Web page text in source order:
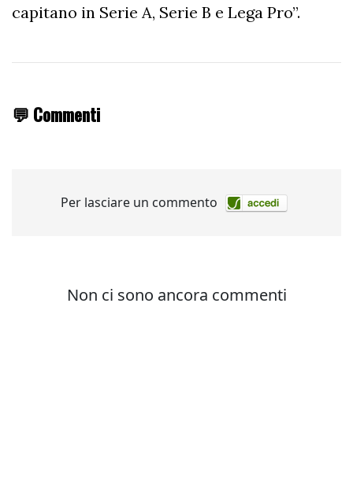
capitano in Serie A, Serie B e Lega Pro”.
💬 Commenti